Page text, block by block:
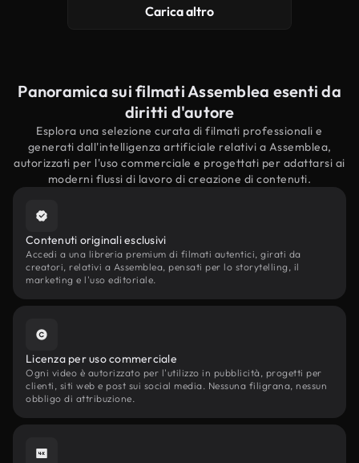
Carica altro
Panoramica sui filmati Assemblea esenti da
diritti d'autore
Esplora una selezione curata di filmati professionali e
generati dall'intelligenza artificiale relativi a Assemblea,
autorizzati per l'uso commerciale e progettati per adattarsi ai
moderni flussi di lavoro di creazione di contenuti.
Contenuti originali esclusivi
Accedi a una libreria premium di filmati autentici, girati da
creatori, relativi a Assemblea, pensati per lo storytelling, il
marketing e l'uso editoriale.
Licenza per uso commerciale
Ogni video è autorizzato per l'utilizzo in pubblicità, progetti per
clienti, siti web e post sui social media. Nessuna filigrana, nessun
obbligo di attribuzione.